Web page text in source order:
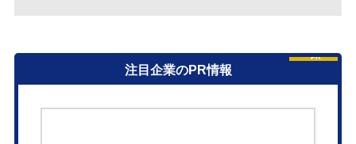
注目企業のPR情報
PR